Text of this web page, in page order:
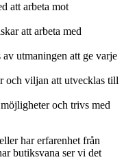
att arbeta mot
att arbeta med
utmaningen att ge varje
och viljan att utvecklas till
och trivs med
har erfarenhet från
butiksvana ser vi det